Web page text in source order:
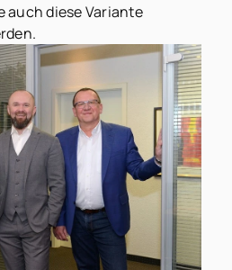
auch diese Variante